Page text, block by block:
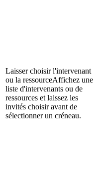
Laisser choisir l'intervenant
ou la ressourceAffichez une
liste d'intervenants ou de
ressources et laissez les
invités choisir avant de
sélectionner un créneau.